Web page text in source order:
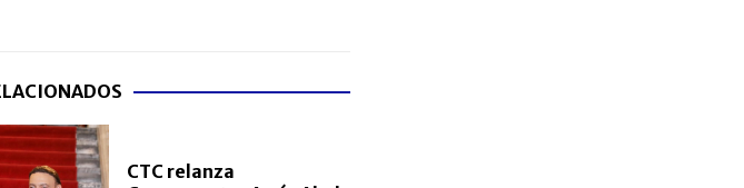
CTC relanza